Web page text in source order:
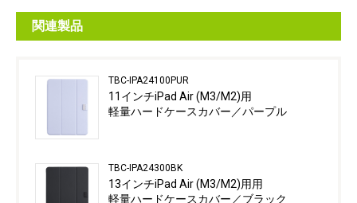
関連製品
TBC-IPA24100PUR
11インチiPad Air (M3/M2)用
軽量ハードケースカバー／パープル
TBC-IPA24300BK
13インチiPad Air (M3/M2)用用
軽量ハードケースカバー／ブラック